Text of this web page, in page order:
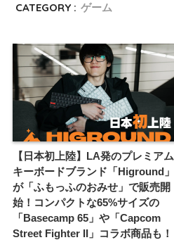
CATEGORY : ゲーム
【日本初上陸】LA発のプレミアム
キーボードブランド「Higround」
が「ふもっふのおみせ」で販売開
始！コンパクトな65%サイズの
「Basecamp 65」や「Capcom
Street Fighter II」コラボ商品も！